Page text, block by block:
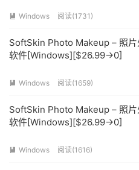
 Windows 阅读(1731)
SoftSkin Photo Makeup – 照片
软件[Windows][$26.99→0]
 Windows 阅读(1659)
SoftSkin Photo Makeup – 照片
软件[Windows][$26.99→0]
 Windows 阅读(1616)